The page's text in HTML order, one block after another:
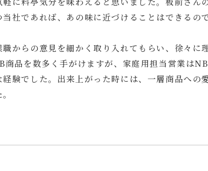
社であれば、あの味に近づけることはできるの
からの意見を細かく取り入れてもらい、徐々に
商品を数多く手がけますが、家庭用担当営業は
験でした。出来上がった時には、一層商品への